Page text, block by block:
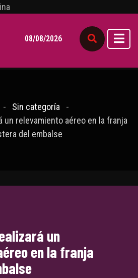
08/08/2026
Sin categoría
un relevamiento aéreo en la franja
del embalse
un
en la franja